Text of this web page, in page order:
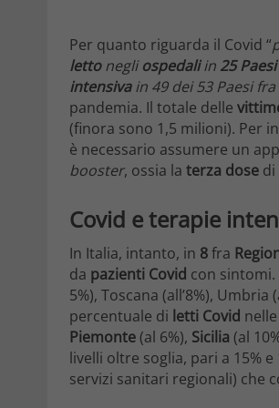
Per quanto riguarda il Covid “
lettonegliospedaliin 25 Paesi
intensivain 49 dei 53 Paesi
pandemia. Il totale delle
(finora sono 1,5 milioni). Per
è necessario assumere un
booster, ossia la terza dose di
Covid e terapie
In Italia, intanto, in 8fra
da pazienti Covid con sintomi.
5%), Toscana (all’8%), Umbria
percentuale di letti Covid nelle
Piemonte(al 6%), Sicilia (al
livelli oltre soglia, pari a 15%
servizi sanitari regionali) che